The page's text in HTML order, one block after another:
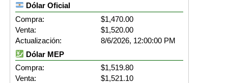
Dólar Oficial
Compra:
$1,470.00
Venta:
$1,520.00
Actualización:
8/6/2026, 12:00:00 PM
Dólar MEP
Compra:
$1,519.80
Venta:
$1,521.10